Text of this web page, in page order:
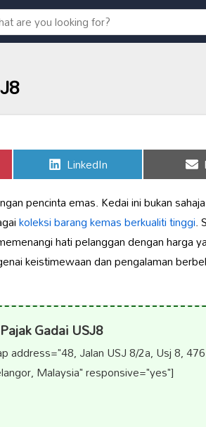
Share
on
LinkedIn
pencinta emas. Kedai ini bukan
koleksi barang kemasberkualiti tinggi.
hati pelanggan dengan harga
keistimewaan dan pengalaman
Gadai USJ8
address="48, Jalan USJ 8/2a, Usj 8,
Malaysia" responsive="yes"]